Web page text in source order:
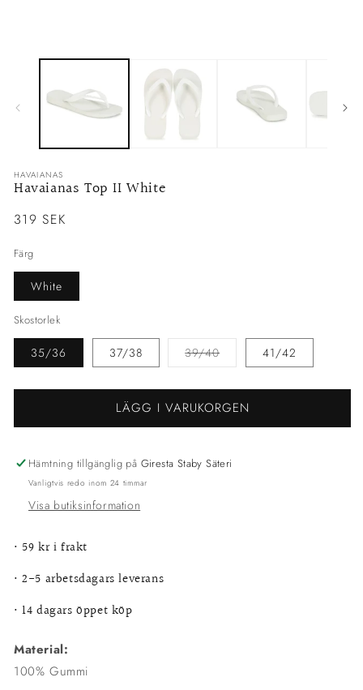
mediet
modalfönster
HAVAIANAS
Havaianas Top II White
Ordinarie
319 SEK
Färg
White
Skostorlek
35/36 37/38 39/40Varianten
är
eller
tillgänglig
41/42
LÄGG I VARUKORGEN
Hämtning tillgänglig på Giresta Staby Säteri
Vanligtvis redo inom 24 timmar
Visa butiksinformation
• 59 kr i frakt
• 2-5 arbetsdagars leverans
• 14 dagars öppet köp
Material:
100% Gummi